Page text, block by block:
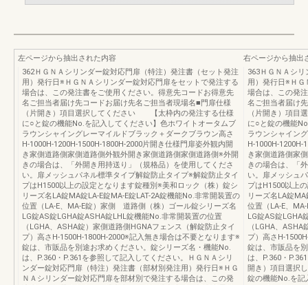
左ページから抽出された内容
362ＨＧＮＡシリンダー錠対応門扉（特注）発注書（セット発注
用）発行日※ＨＧＮＡシリンダー錠対応門扉をセットで発注する
場合は、この発注書をご使用ください。得意先コードお得意先
名ご担当者届け先コードお届け先名ご担当者現場名■門扉仕様
（片開き）項目選択してください 【太枠内の発注する仕様
に○と錠の機能No.を記入してください】色ホワイトオータムブ
ラウンシャイングレーマイルドブラック＋ダークブラウン高さ
H-1000H-1200H-1500H-1800H-2000片開き仕様門扉姿外観内開
き家側道路側家側道路側外観外開き家側道路側家側道路側※外開
きの場合は、「外開き用持送り」（規格品）を使用してくださ
い。扉メッシュパネル標準タイプ解錠防止タイプ※解錠防止タイ
プはH1500以上の設定となります錠種別※美和ロック（株）錠シ
リーズ名LA錠MA錠LA-E錠MA-E錠LAT-2A錠機能No.非常開装置の
位置（LA-E、MA-E錠）家側 道路側（株）ゴール錠シリーズ名
LG錠AS錠LGHA錠ASHA錠LHL錠機能No.非常開装置の位置
（LGHA、ASHA錠）家側道路側HGNAフェンス（解錠防止タイ
プ）高さH-1500H-1800H-2000※記入無き場合は不要となります※
錠は、市販品を別途お求めください。錠シリーズ名・機能No.
は、P.360・P.361を参照して記入してください。ＨＧＮＡシリ
ンダー錠対応門扉（特注）発注書（部材別発注用）発行日※ＨＧ
ＮＡシリンダー錠対応門扉を部材別で発注する場合は、この発
右ページから抽出
363ＨＧＮＡシ
用）発行日※ＨＧ
場合は、この発
名ご担当者届け
（片開き）項
に○と錠の機能
ラウンシャイン
H-1000H-1200H-
き家側道路側家
きの場合は、「
い。扉メッシュ
プはH1500以上
リーズ名LA錠
位置（LA-E、
LG錠AS錠LGHA
（LGHA、
プ）高さH-
錠は、市販品を
は、P.360・
開き）項目選択
錠の機能No.を記